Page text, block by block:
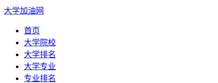
大学加油网
首页
大学院校
大学排名
大学专业
专业排名